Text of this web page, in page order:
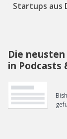
Startups aus
Die
in Podcasts